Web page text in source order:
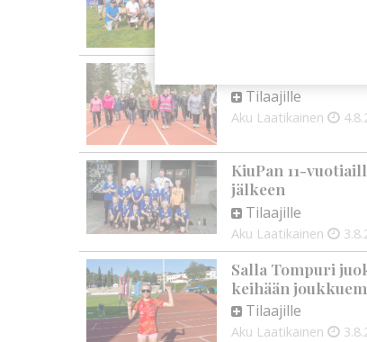
Tilaajille
Aku Laatikainen
KiuPan 11-
jälkeen
Tilaajille
Aku Laatikainen
Salla Tompuri
keihään
Tilaajille
Aku Laatikainen